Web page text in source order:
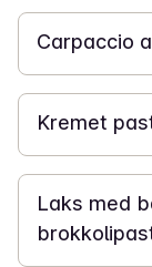
Carpaccio
20 min
Kremet
20 min
Laks med
25 min